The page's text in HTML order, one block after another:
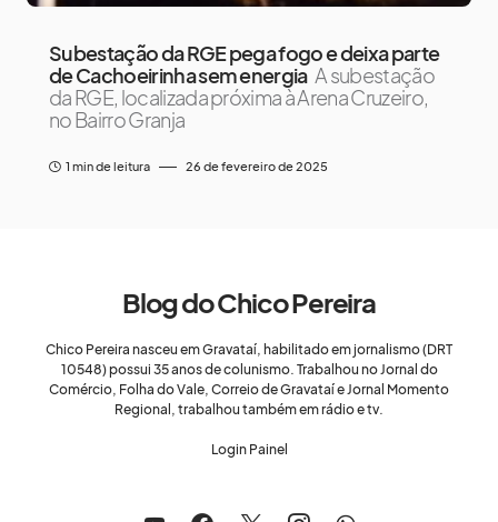
Subestação da RGE pega fogo e deixa parte
de Cachoeirinha sem energia A subestação
da RGE, localizada próxima à Arena Cruzeiro,
no Bairro Granja
1 min de leitura 26 de fevereiro de 2025
Blog do Chico Pereira
Chico Pereira nasceu em Gravataí, habilitado em jornalismo (DRT
10548) possui 35 anos de colunismo. Trabalhou no Jornal do
Comércio, Folha do Vale, Correio de Gravataí e Jornal Momento
Regional, trabalhou também em rádio e tv.
Login Painel